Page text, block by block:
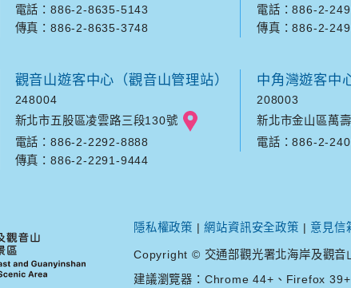
電話：886-2-8635-5143
傳真：886-2-8635-3748
電話：886-2-
傳真：886-2-
觀音山遊客中心（觀音山管理站）
248004
新北市五股區凌雲路三段130號
電話：886-2-2292-8888
傳真：886-2-2291-9444
中角灣遊客中
208003
新北市金山區萬
電話：886-2-
隱私權政策 |網站資訊安全政策 | 意見信
Copyright © 交通部觀光署北海岸及觀
建議瀏覽器：Chrome 44+、Firefox